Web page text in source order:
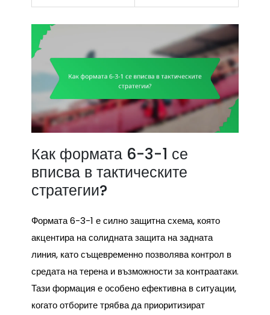
Как формата 6-3-1 се
вписва в тактическите
стратегии?
Формата 6-3-1 е силно защитна схема, която
акцентира на солидната защита на задната
линия, като същевременно позволява контрол в
средата на терена и възможности за контраатаки.
Тази формация е особено ефективна в ситуации,
когато отборите трябва да приоритизират